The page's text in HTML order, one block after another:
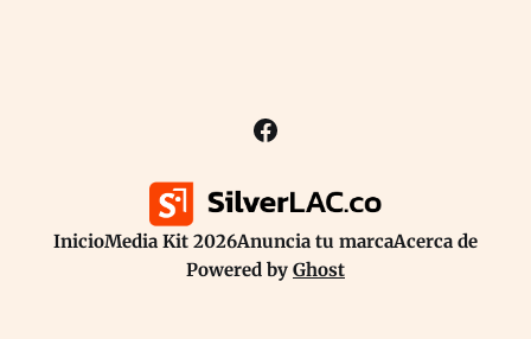
InicioMedia Kit 2026Anuncia tu marcaAcerca de
Powered by Ghost